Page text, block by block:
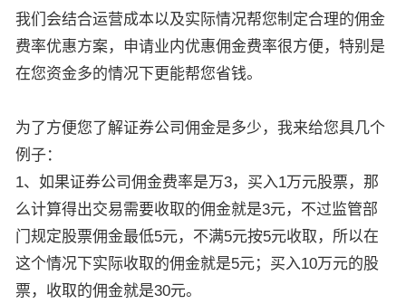
我们会结合运营成本以及实际情况帮您制定合理的佣金
费率优惠方案，申请业内优惠佣金费率很方便，特别是
在您资金多的情况下更能帮您省钱。
为了方便您了解证券公司佣金是多少，我来给您具几个
例子：
1、如果证券公司佣金费率是万3，买入1万元股票，那
么计算得出交易需要收取的佣金就是3元，不过监管部
门规定股票佣金最低5元，不满5元按5元收取，所以在
这个情况下实际收取的佣金就是5元；买入10万元的股
票，收取的佣金就是30元。